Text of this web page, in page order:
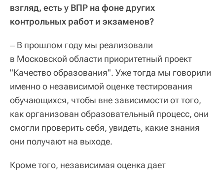
взгляд, есть у ВПР на фоне других
контрольных работ и экзаменов?
‒ В прошлом году мы реализовали
в Московской области приоритетный проект
"Качество образования". Уже тогда мы говорили
именно о независимой оценке тестирования
обучающихся, чтобы вне зависимости от того,
как организован образовательный процесс, они
смогли проверить себя, увидеть, какие знания
они получают на выходе.
Кроме того, независимая оценка дает